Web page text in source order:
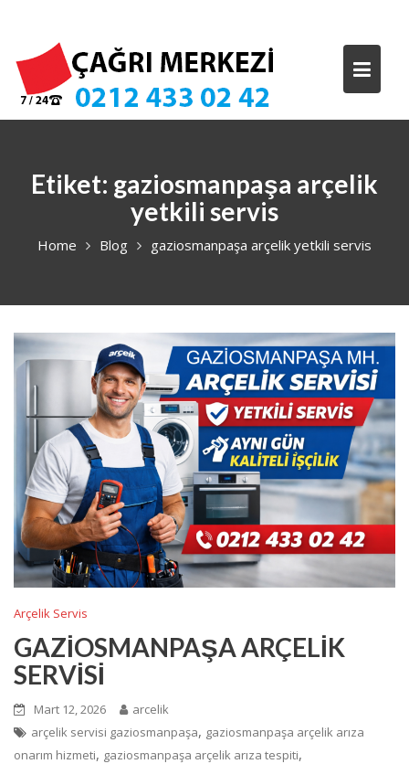
content
Etiket: gaziosmanpaşa arçelik
yetkili servis
Home Blog gaziosmanpaşa arçelik yetkili servis
Arçelik Servis
GAZİOSMANPAŞA ARÇELİK
SERVİSİ
Mart 12, 2026
arcelik
arçelik servisi gaziosmanpaşa, gaziosmanpaşa arçelik arıza
onarım hizmeti, gaziosmanpaşa arçelik arıza tespiti,